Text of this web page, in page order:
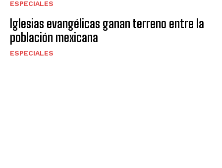
ESPECIALES
Iglesias evangélicas ganan terreno entre la
población mexicana
ESPECIALES